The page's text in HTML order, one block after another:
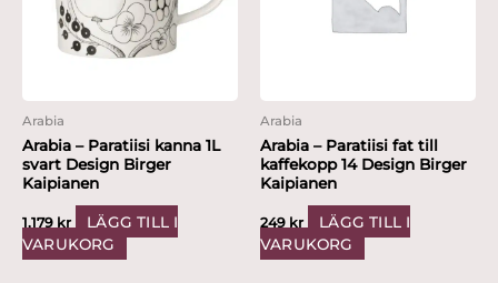
Arabia
Arabia – Paratiisi kanna 1L
svart Design Birger
Kaipianen
1,179 kr
LÄGG TILL I
VARUKORG
Arabia
Arabia – Paratiisi fat till
kaffekopp 14 Design Birger
Kaipianen
249 kr
LÄGG TILL I
VARUKORG